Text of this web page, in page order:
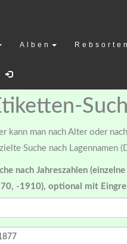
Alben
kann man nach Alter oder
Suche nach Lagennamen
nach Jahreszahlen
-1910), optional mit